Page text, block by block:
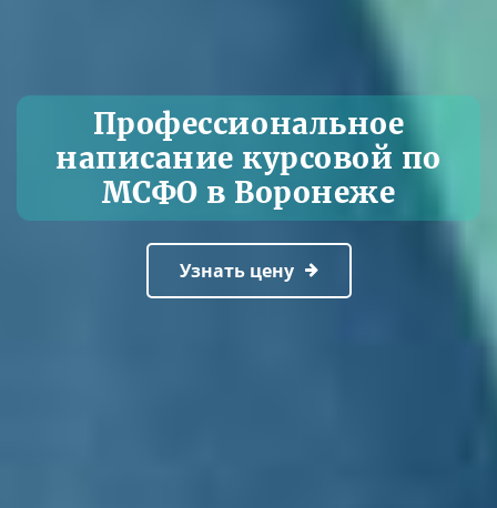
Профессиональное
написание курсовой по
МСФО в Воронеже
Узнать цену